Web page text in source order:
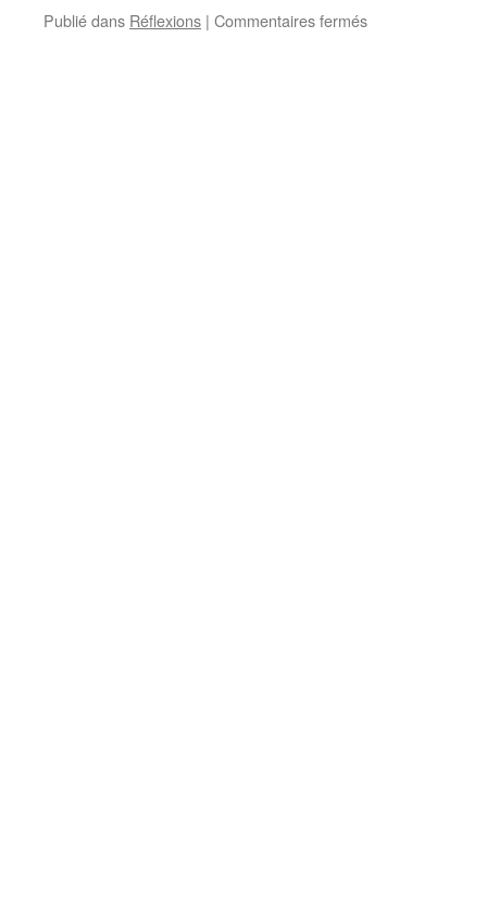
Publié dans Réflexions | Commentaires ferméssur